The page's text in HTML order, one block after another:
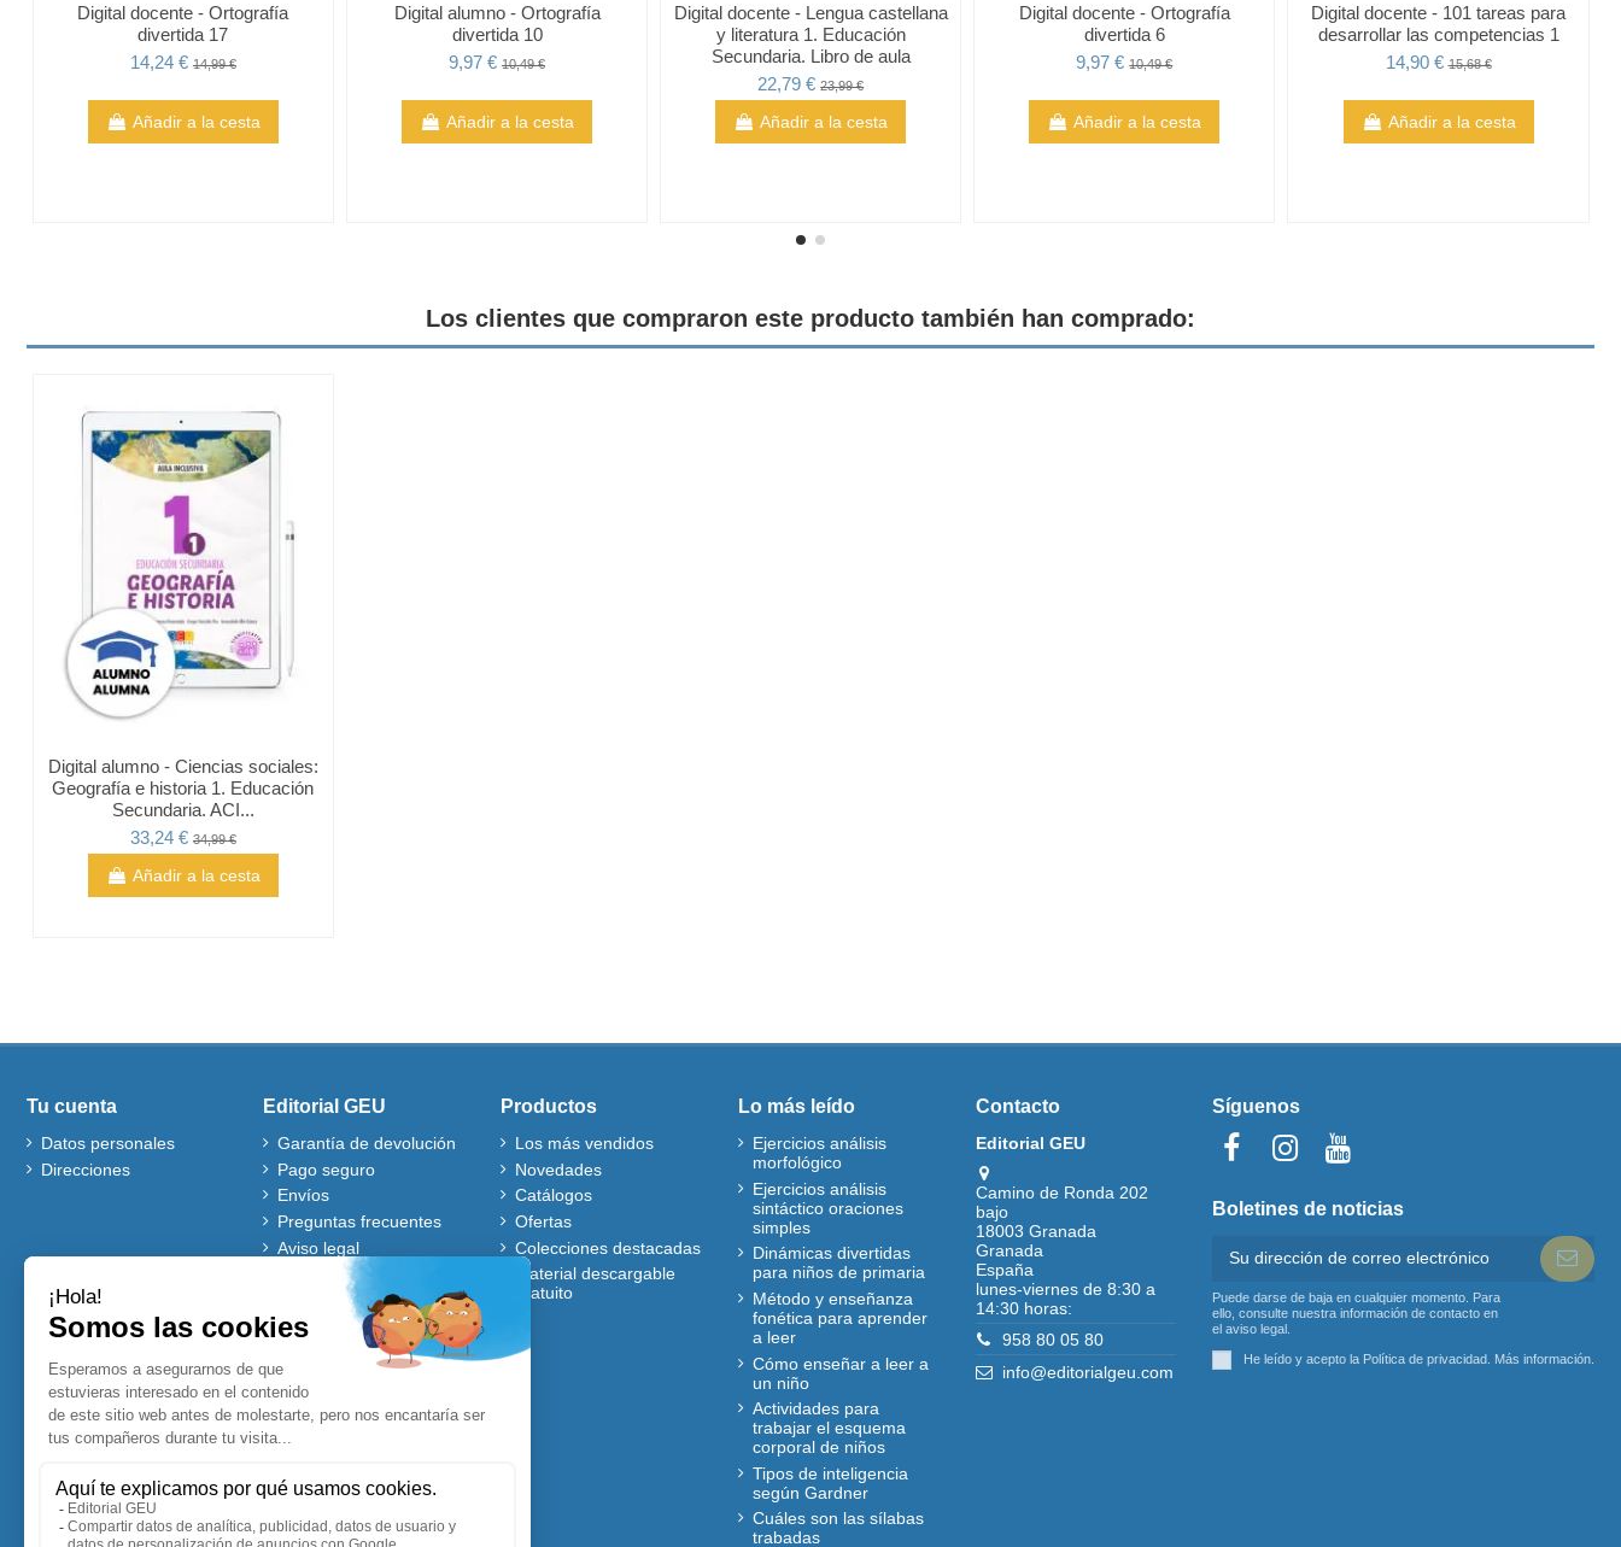
Digital docente - Ortografía
divertida 17
14,24 € 14,99 €
Añadir a la cesta
Digital alumno - Ortografía
divertida 10
9,97 € 10,49 €
Añadir a la cesta
Digital docente - Lengua castellana
y literatura 1. Educación
Secundaria. Libro de aula
22,79 €23,99 €
Añadir a la cesta
Digital docente - Ortografía
divertida 6
9,97 €10,49 €
Añadir a la cesta
Digital docente - 101 tareas para
desarrollar las competencias 1
14,90 €15,68 €
Añadir a la cesta
Los clientes que compraron este producto también han comprado:
Digital alumno - Ciencias sociales:
Geografía e historia 1. Educación
Secundaria. ACI...
33,24 € 34,99 €
Añadir a la cesta
Tu cuenta
Datos personales
Direcciones
Editorial GEU
Garantía de devolución
Pago seguro
Envíos
Preguntas frecuentes
Aviso legal
Quiénes somos
Política de cookies
Autores
Ventajas de comprar en
nuestra web
Cuentos Disney
Accesibles para Todos
Planificadores y
Lecturas comprensivas
Blog
Productos
Los más vendidos
Novedades
Catálogos
Ofertas
Colecciones destacadas
Material descargable
gratuito
Lo más leído
Ejercicios análisis
morfológico
Ejercicios análisis
sintáctico oraciones
simples
Dinámicas divertidas
para niños de primaria
Método y enseñanza
fonética para aprender
a leer
Cómo enseñar a leer a
un niño
Actividades para
trabajar el esquema
corporal de niños
Tipos de inteligencia
según Gardner
Cuáles son las sílabas
trabadas
Contacto
Editorial GEU
Camino de Ronda 202
bajo
18003 Granada
Granada
España
lunes-viernes de 8:30 a
14:30 horas:
958 80 05 80
info@editorialgeu.com
Síguenos
Boletines de noticias
Puede darse de baja en cualquier momento. Para
ello, consulte nuestra información de contacto en
el aviso legal.
He leído y acepto la Política de privacidad. Más información